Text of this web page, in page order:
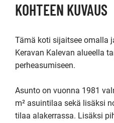
KOHTEEN KUVAUS
Tämä koti sijaitsee omalla
Keravan Kalevan alueella
perheasumiseen.
Asunto on vuonna 1981
m² asuintilaa sekä lisäksi
tilaa alakerrassa. Lisäksi